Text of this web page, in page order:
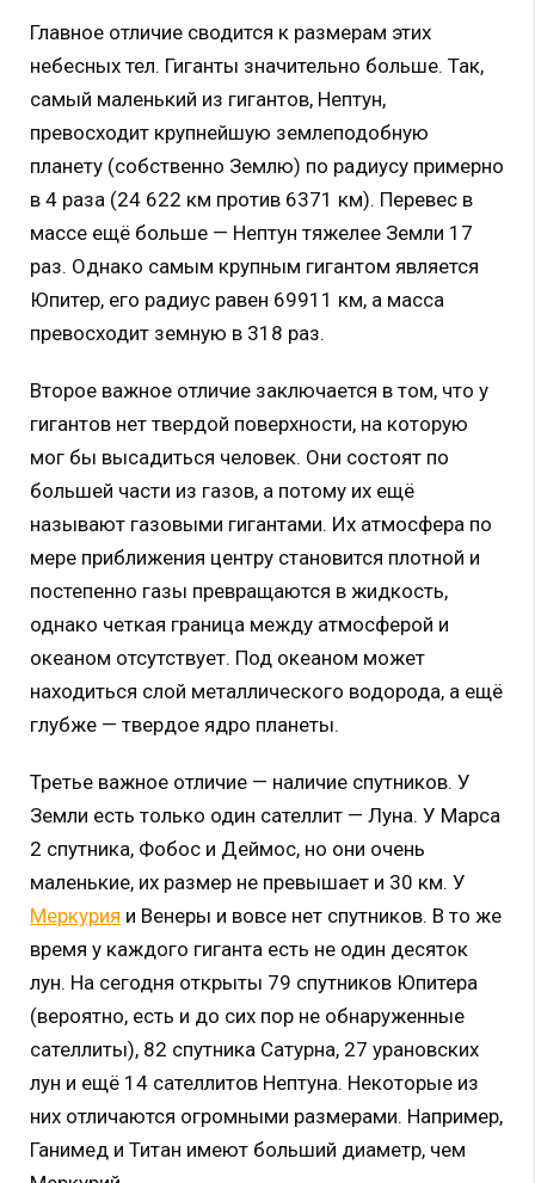
Главное отличие сводится к размерам этих
небесных тел. Гиганты значительно больше. Так,
самый маленький из гигантов, Нептун,
превосходит крупнейшую землеподобную
планету (собственно Землю) по радиусу примерно
в 4 раза (24 622 км против 6371 км). Перевес в
массе ещё больше — Нептун тяжелее Земли 17
раз. Однако самым крупным гигантом является
Юпитер, его радиус равен 69911 км, а масса
превосходит земную в 318 раз.
Второе важное отличие заключается в том, что у
гигантов нет твердой поверхности, на которую
мог бы высадиться человек. Они состоят по
большей части из газов, а потому их ещё
называют газовыми гигантами. Их атмосфера по
мере приближения центру становится плотной и
постепенно газы превращаются в жидкость,
однако четкая граница между атмосферой и
океаном отсутствует. Под океаном может
находиться слой металлического водорода, а ещё
глубже — твердое ядро планеты.
Третье важное отличие — наличие спутников. У
Земли есть только один сателлит — Луна. У Марса
2 спутника, Фобос и Деймос, но они очень
маленькие, их размер не превышает и 30 км. У
Меркурия и Венеры и вовсе нет спутников. В то же
время у каждого гиганта есть не один десяток
лун. На сегодня открыты 79 спутников Юпитера
(вероятно, есть и до сих пор не обнаруженные
сателлиты), 82 спутника Сатурна, 27 урановских
лун и ещё 14 сателлитов Нептуна. Некоторые из
них отличаются огромными размерами. Например,
Ганимед и Титан имеют больший диаметр, чем